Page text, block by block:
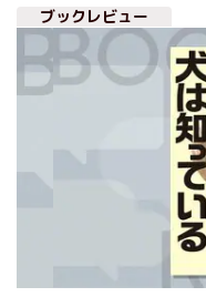
ブックレビュー